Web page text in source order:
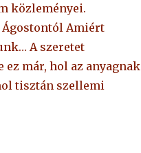
közleményei.
Amiért
A szeretet
ez már, hol az anyagnak
tisztán szellemi